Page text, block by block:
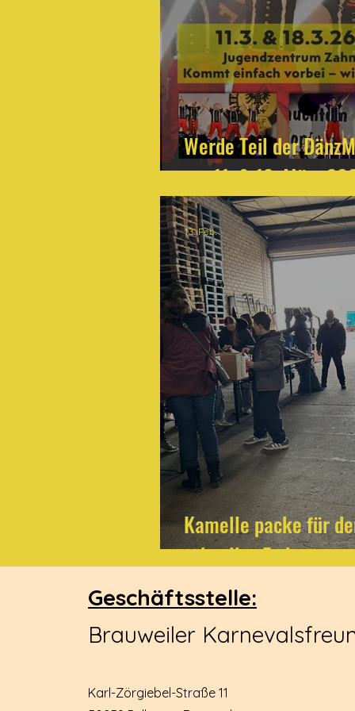
Werde Teil der
am 11. & 18. März
Kamelle packe für
schnelles Ende
13. Feb.
Geschäftsstelle:
Brauweiler
Karl-Zörgiebel-Straße 11